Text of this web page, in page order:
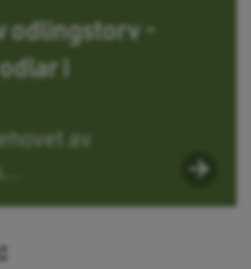
odlingstorv -
i
av